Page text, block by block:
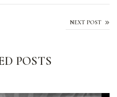
NEXT POST
Les Fleurs de Bach
POSTS